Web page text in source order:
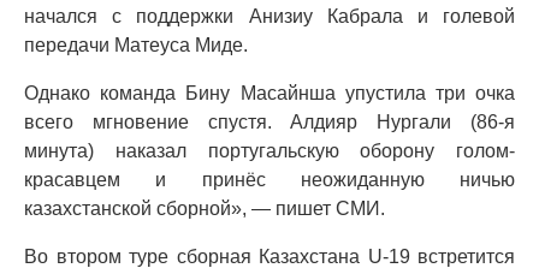
начался с поддержки Анизиу Кабрала и голевой
передачи Матеуса Миде.
Однако команда Бину Масайнша упустила три очка
всего мгновение спустя. Алдияр Нургали (86-я
минута) наказал португальскую оборону голом-
красавцем и принёс неожиданную ничью
казахстанской сборной», — пишет СМИ.
Во втором туре сборная Казахстана U-19 встретится